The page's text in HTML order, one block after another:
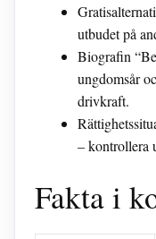
utbudet på
Biografin
ungdomsår
drivkraft.
– kontrollera
Fakta i